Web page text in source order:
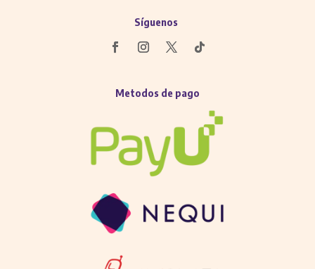
Síguenos
Metodos de pago